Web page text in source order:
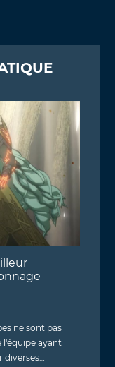
ne sont pas
l'équipe ayant
diverses…